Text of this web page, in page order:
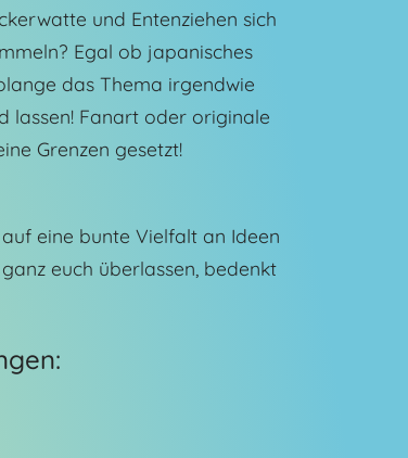
und Entenziehen sich
Egal ob japanisches
das Thema irgendwie
lassen! Fanart oder originale
Grenzen gesetzt!
eine bunte Vielfalt an Ideen
euch überlassen, bedenkt